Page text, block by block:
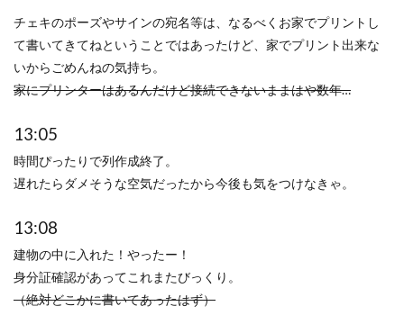
チェキのポーズやサインの宛名等は、なるべくお家でプリントし
て書いてきてねということではあったけど、家でプリント出来な
いからごめんねの気持ち。
家にプリンターはあるんだけど接続できないままはや数年…
13:05
時間ぴったりで列作成終了。
遅れたらダメそうな空気だったから今後も気をつけなきゃ。
13:08
建物の中に入れた！やったー！
身分証確認があってこれまたびっくり。
（絶対どこかに書いてあったはず）